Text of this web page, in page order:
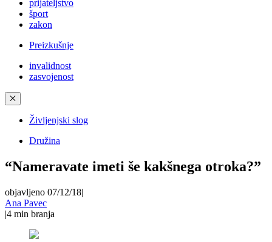
prijateljstvo
šport
zakon
Preizkušnje
invalidnost
zasvojenost
✕
Življenjski slog
Družina
“Nameravate imeti še kakšnega otroka?”
objavljeno 07/12/18|
Ana Pavec
|4 min branja